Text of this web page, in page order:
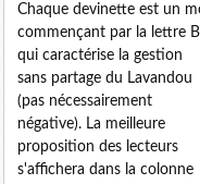
Chaque devinette est un
commençant par la lettre B
qui caractérise la gestion
sans partage du Lavandou
(pas nécessairement
négative). La meilleure
proposition des lecteurs
s'affichera dans la colonne